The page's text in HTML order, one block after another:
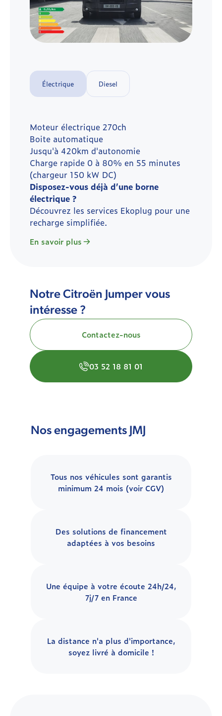
Électrique Diesel
Moteur électrique 270ch
Boite automatique
Jusqu'à 420km d'autonomie
Charge rapide 0 à 80% en 55 minutes
(chargeur 150 kW DC)
Disposez-vous déjà d’une borne
électrique ?
Découvrez les services Ekoplug pour une
recharge simplifiée.
En savoir plus
Notre Citroën Jumper vous
intéresse ?
Contactez-nous
03 52 18 81 01
Nos engagements JMJ
Tous nos véhicules sont garantis
minimum 24 mois (voir CGV)
Des solutions de financement
adaptées à vos besoins
Une équipe à votre écoute 24h/24,
7j/7 en France
La distance n'a plus d'importance,
soyez livré à domicile !